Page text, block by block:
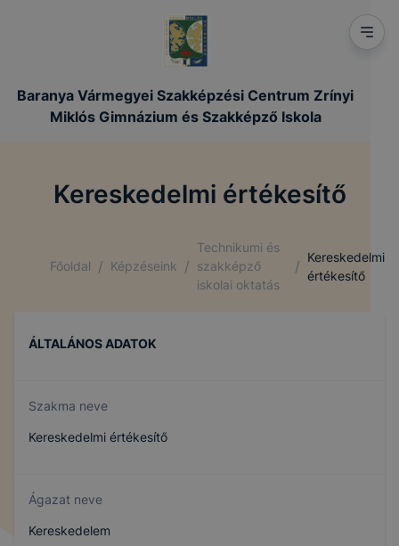
Baranya Vármegyei Szakképzési Centrum Zrínyi
Miklós Gimnázium és Szakképző Iskola
Kereskedelmi értékesítő
Főoldal / Képzéseink /
Technikumi és
szakképző
iskolai oktatás
/
Kereskedelmi
értékesítő
ÁLTALÁNOS ADATOK
Szakma neve
Kereskedelmi értékesítő
Ágazat neve
Kereskedelem